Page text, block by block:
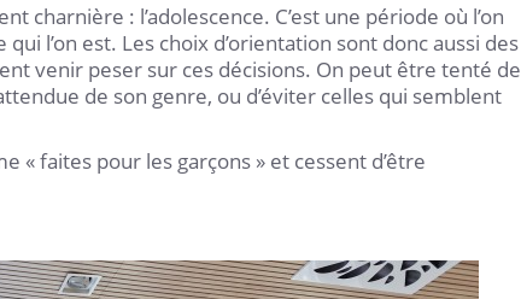
charnière : l’adolescence. C’est une période où l’on
l’on est. Les choix d’orientation sont donc aussi des
venir peser sur ces décisions. On peut être tenté de
de son genre, ou d’éviter celles qui semblent
« faites pour les garçons » et cessent d’être